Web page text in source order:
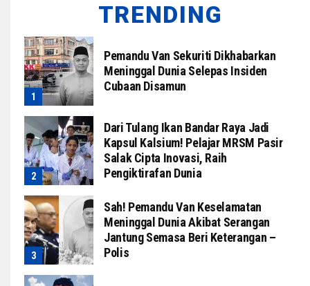
TRENDING
Pemandu Van Sekuriti Dikhabarkan
Meninggal Dunia Selepas Insiden
Cubaan Disamun
Dari Tulang Ikan Bandar Raya Jadi
Kapsul Kalsium! Pelajar MRSM Pasir
Salak Cipta Inovasi, Raih
Pengiktirafan Dunia
Sah! Pemandu Van Keselamatan
Meninggal Dunia Akibat Serangan
Jantung Semasa Beri Keterangan –
Polis